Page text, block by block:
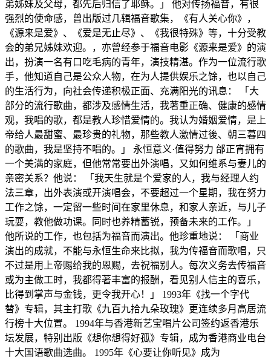
弟姊妹及父母，都先后归信了耶稣。」 他对传扬福音，有很
强烈的使命感，曾出版过几辑福音歌集，《有人关心你》，
《源来是爱》、《爱是无止尽》、《我很特殊》等，十分受教
会的弟兄姊妹欢迎。，亦曾经参于福音电影《源来是爱》的演
出，扮演一名有口吃毛病的青年，演技精湛。作为一位流行歌
手，他知道自己是公众人物，在为人提供娱乐之馀，也以自己
的生活行为，向社会传递积极正面、充满阳光的讯息： 「大
部分的流行歌曲，都涉及感情生活，我著重正确、健康的感情
观，我唱的歌，都是教人珍惜爱情的。我认为婚姻爱情，是上
帝给人最甜蜜、最珍贵的礼物，那些教人激情过後、朝三暮四
的歌曲，我是坚持不唱的。」 永恒意义·值得努力 邰正宵拥有
一个美满的家庭，但他常常要出外演唱，又如何维系与妻儿的
亲密关系？他说： 「我天生就是个爱家的人，我与经理人约
法三章，出外表演或开演唱会，不要超过一个星期，我在努力
工作之馀，一定留一些时间在家里休息，和家人亲近，与儿子
玩耍，教他做功课。同时也养精蓄锐，预备未来的工作。」
他所说的工作，也包括为福音而演出。他珍重地说： 「商业
演出的成就，不能与永恒生命来比拟，我为传福音而歌唱，只
不过是用上帝赐给我的恩赐，去祝福别人。每次义务去传福音
或为主做工时，我都得著丰富的报酬，看见别人信主的喜乐，
比得到掌声与金钱，更令我开心！」 1993年《找一个字代
替》专辑，其主打歌《九百九拾九朵玫瑰》更连续多月高居流
行榜十大位置。 1994年与香港新艺宝唱片公司签约返香港乐
坛发展，特别出版《想你想得好孤》专辑，成为香港商业电台
十大国语歌曲选曲。 1995年《心要让你听见》成为